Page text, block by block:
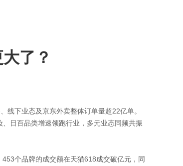
了？
下业态及京东外卖整体订单量超22亿单。
日百品类增速领跑行业，多元业态同频共振
个品牌的成交额在天猫618成交破亿元，同